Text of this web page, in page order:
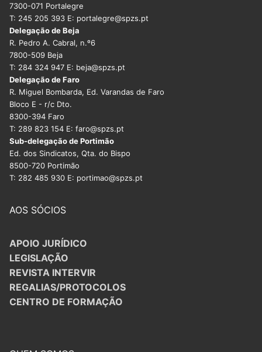
7300-071 Portalegre
T: 245 205 393 E: portalegre@spzs.pt
Delegação de Beja
R. Pedro A. Cabral, n.º6
7800-509 Beja
T: 284 324 947 E: beja@spzs.pt
Delegação de Faro
R. Miguel Bombarda, Ed. Varandas de Faro
Bloco E - r/c Dto.
8300-394 Faro
T: 289 823 154 E: faro@spzs.pt
Sub-delegação de Portimão
Ed. dos Sindicatos, Qta. do Bispo
8500-720 Portimão
T: 282 485 930 E: portimao@spzs.pt
AOS SÓCIOS
APOIO JURÍDICO
LEGISLAÇÃO
REVISTA INTERVIR
REGALIAS/PROTOCOLOS
CENTRO DE FORMAÇÃO